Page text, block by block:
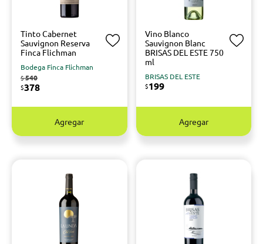
Tinto Cabernet
Sauvignon Reserva
Finca Flichman
Bodega Finca Flichman
$540
$378
Agregar
Vino Blanco
Sauvignon Blanc
BRISAS DEL ESTE 750
ml
BRISAS DEL ESTE
$199
Agregar